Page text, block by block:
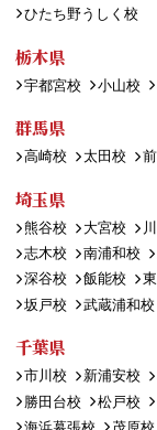
ひたち野うしく校
栃木県
宇都宮校 小山校
群馬県
高崎校 太田校
埼玉県
熊谷校 大宮校
志木校
南浦和校
深谷校
飯能校
坂戸校
武蔵浦和校
千葉県
市川校 新浦安校
勝田台校
松戸校